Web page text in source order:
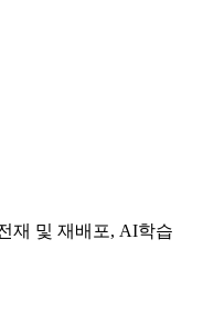
재 및 재배포, AI학습